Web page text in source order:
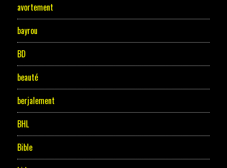
avortement
bayrou
BD
beauté
berjalement
BHL
Bible